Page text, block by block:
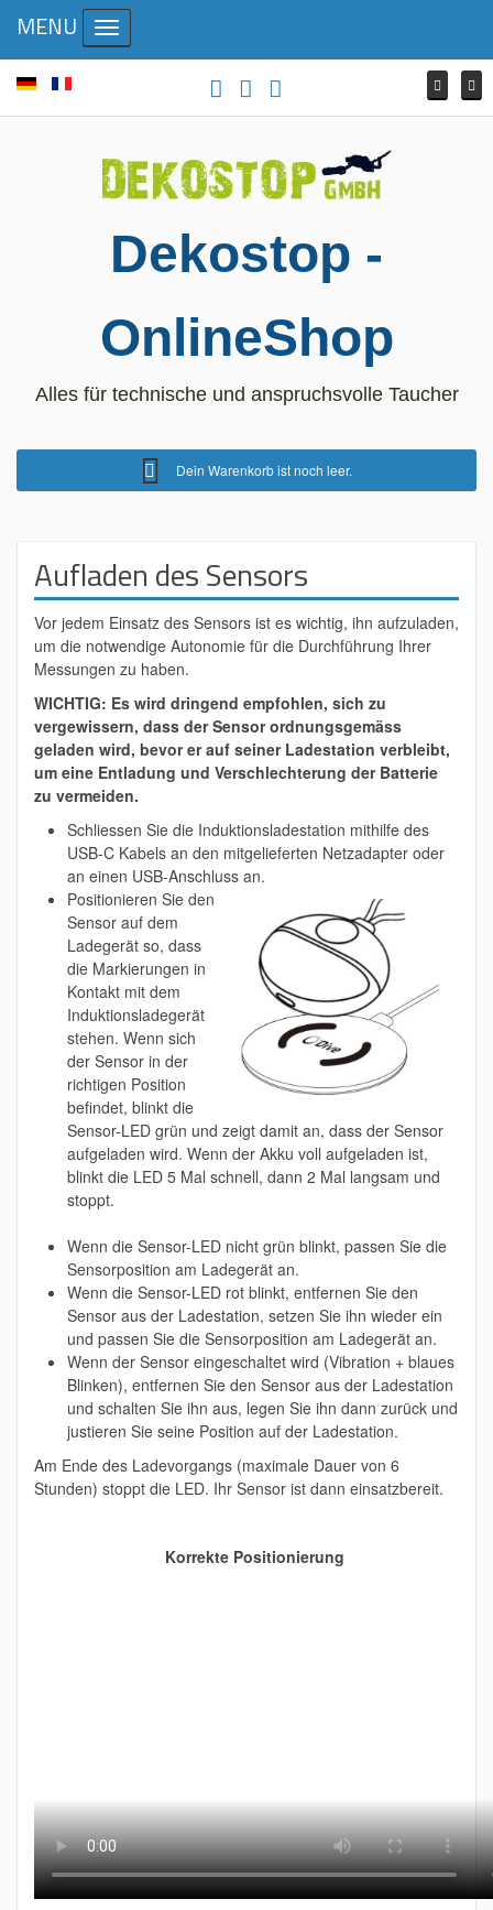
Dekostop -
OnlineShop
Alles für technische und anspruchsvolle Taucher
Dein Warenkorb ist noch leer.
MENU Toggle navigation
Aufladen des Sensors
Vor jedem Einsatz des Sensors ist es wichtig, ihn aufzuladen,
um die notwendige Autonomie für die Durchführung Ihrer
Messungen zu haben.
WICHTIG: Es wird dringend empfohlen, sich zu
vergewissern, dass der Sensor ordnungsgemäss
geladen wird, bevor er auf seiner Ladestation verbleibt,
um eine Entladung und Verschlechterung der Batterie
zu vermeiden.
Schliessen Sie die Induktionsladestation mithilfe des
USB-C Kabels an den mitgelieferten Netzadapter oder
an einen USB-Anschluss an.
Positionieren Sie den
Sensor auf dem
Ladegerät so, dass
die Markierungen in
Kontakt mit dem
Induktionsladegerät
stehen. Wenn sich
der Sensor in der
richtigen Position
befindet, blinkt die
Sensor-LED grün und zeigt damit an, dass der Sensor
aufgeladen wird. Wenn der Akku voll aufgeladen ist,
blinkt die LED 5 Mal schnell, dann 2 Mal langsam und
stoppt.
Wenn die Sensor-LED nicht grün blinkt, passen Sie die
Sensorposition am Ladegerät an.
Wenn die Sensor-LED rot blinkt, entfernen Sie den
Sensor aus der Ladestation, setzen Sie ihn wieder ein
und passen Sie die Sensorposition am Ladegerät an.
Wenn der Sensor eingeschaltet wird (Vibration + blaues
Blinken), entfernen Sie den Sensor aus der Ladestation
und schalten Sie ihn aus, legen Sie ihn dann zurück und
justieren Sie seine Position auf der Ladestation.
Am Ende des Ladevorgangs (maximale Dauer von 6
Stunden) stoppt die LED. Ihr Sensor ist dann einsatzbereit.
Korrekte Positionierung